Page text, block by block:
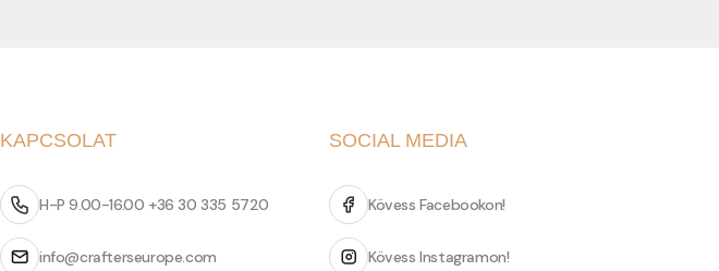
KAPCSOLAT
H-P 9.00-16.00 +36 30 335 5720
info@crafterseurope.com
SOCIAL MEDIA
Kövess Facebookon!
Kövess Instagramon!